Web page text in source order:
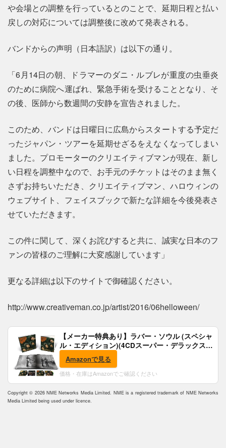
や会場との調整を行っているとのことで、延期日程と払い
戻しの対応については調整後に改めて発表される。
バンドからの声明（日本語訳）は以下の通り。
「6月14日の朝、ドラマーのダニ・ルブレが重度の虫垂炎
のために病院へ運ばれ、緊急手術を受けることとなり、そ
の後、医師から数週間の安静を宣告されました。
このため、バンドは日曜日に広島からスタートする予定だ
ったジャパン・ツアーを延期せざるをえなくなってしまい
ました。プロモーターのクリエイティブマンが現在、新し
い日程を調整中なので、お手元のチケットはそのまま無く
さずお持ちいただき、クリエイティブマン、ハロウィンの
ウェブサイト、フェイスブックで新たな詳細を今後発表さ
せていただきます。
この件に関して、深くお詫びすると共に、誠実な日本のフ
ァンの皆様のご理解に大変感謝しています」
更なる詳細は以下のサイトで御確認ください。
http://www.creativeman.co.jp/artist/2016/06helloween/
【メーカー特典あり】ラバー・ソウル (スペシャ
ル・エディション)(4CDスーパー・デラックス)
(完全生産限定盤)(SHM-CD)(特典:B2ポスター付)
Amazonで見る
価格・在庫はAmazonでご確認ください
Copyright © 2026 NME Networks Media Limited. NME is a registered trademark of NME Networks
Media Limited being used under licence.